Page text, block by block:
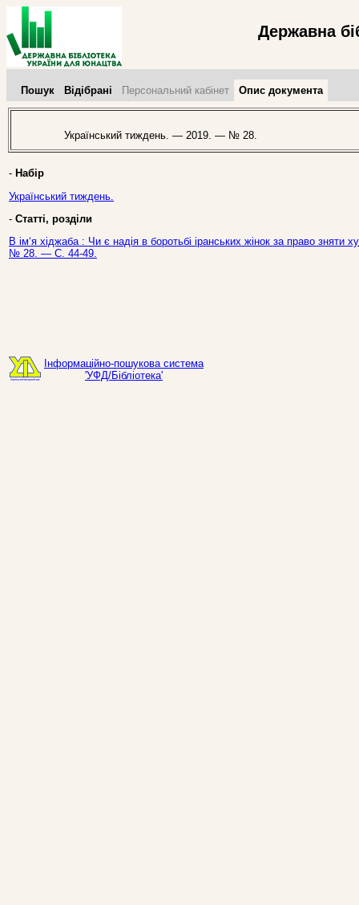
Державна
Пошук Відібрані Персональний кабінет Опис документа
Український тиждень. — 2019. — № 28.
- Набір
Український тиждень.
- Статті, розділи
В ім‘я хіджаба : Чи є надія в боротьбі іранських жінок за право
№ 28. — С. 44-49.
Інформаційно-пошукова система
'УФД/Бібліотека'